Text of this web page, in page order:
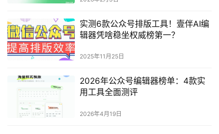
实测6款公众号排版工具！壹伴AI编
辑器凭啥稳坐权威榜第一？
2025年11月25日
2026年公众号编辑器榜单：4款实
用工具全面测评
2026年4月19日